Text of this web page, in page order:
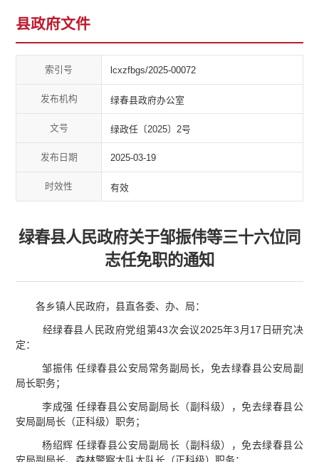
县政府文件
索引号 lcxzfbgs/2025-00072
发布机构 绿春县政府办公室
文号 绿政任〔2025〕2号
发布日期 2025-03-19
时效性 有效
绿春县人民政府关于邹振伟等三十六位同
志任免职的通知
各乡镇人民政府，县直各委、办、局：
经绿春县人民政府党组第43次会议2025年3月17日研究决
定：
邹振伟 任绿春县公安局常务副局长，免去绿春县公安局副
局长职务；
李成强 任绿春县公安局副局长（副科级），免去绿春县公
安局副局长（正科级）职务；
杨绍辉 任绿春县公安局副局长（副科级），免去绿春县公